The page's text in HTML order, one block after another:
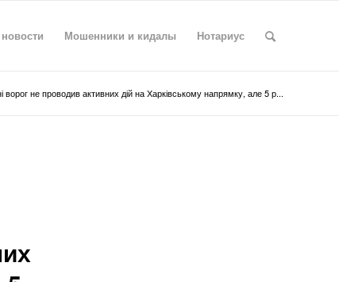
Мошенники и кидалы Нотариус
ворог не проводив активних дій на Харківському напрямку, але 5 р...